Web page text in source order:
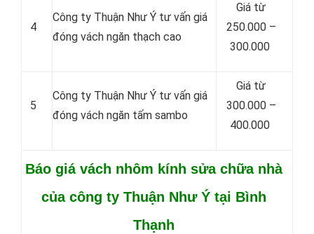
4
Công ty Thuận Như Ý tư vấn giá
đóng vách ngăn thạch cao
Giá từ
250.000 –
300.000
5
Công ty Thuận Như Ý tư vấn giá
đóng vách ngăn tấm sambo
Giá từ
300.000 –
400.000
Báo giá vách nhôm kính sửa chữa nhà
của công ty Thuận Như Ý tại Bình
Thạnh